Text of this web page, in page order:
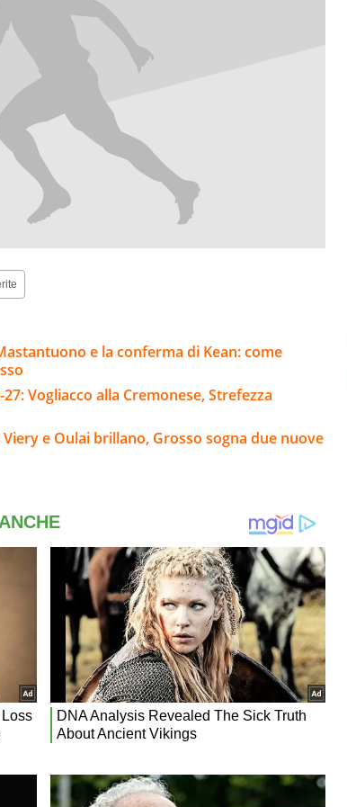
e la conferma di Kean: come
Vogliacco alla Cremonese, Strefezza
e Oulai brillano, Grosso sogna due nuove